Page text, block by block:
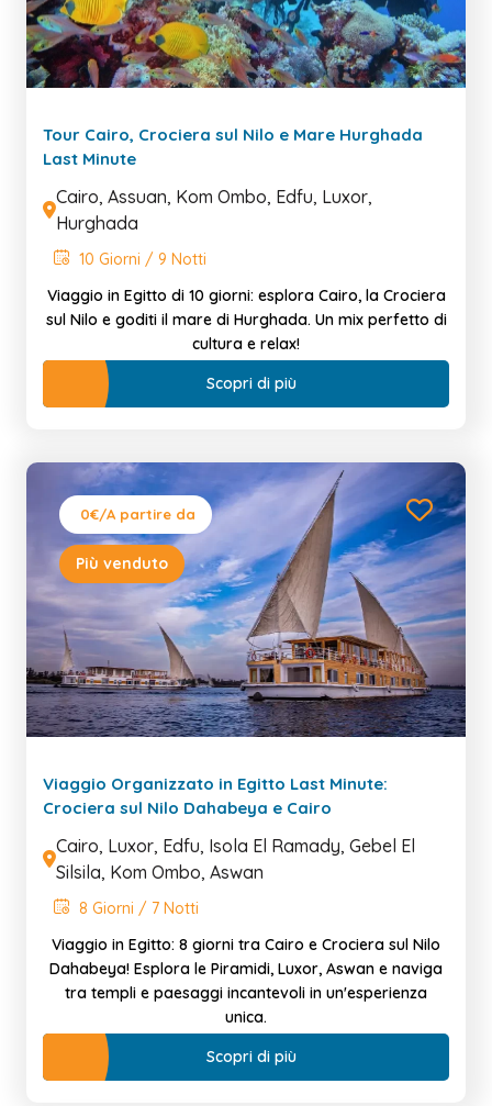
Tour Cairo, Crociera sul Nilo e Mare Hurghada
Last Minute
Cairo, Assuan, Kom Ombo, Edfu, Luxor,
Hurghada
10 Giorni / 9 Notti
Viaggio in Egitto di 10 giorni: esplora Cairo, la Crociera
sul Nilo e goditi il mare di Hurghada. Un mix perfetto di
cultura e relax!
Scopri di più
0€/A partire da
Più venduto
Viaggio Organizzato in Egitto Last Minute:
Crociera sul Nilo Dahabeya e Cairo
Cairo, Luxor, Edfu, Isola El Ramady, Gebel El
Silsila, Kom Ombo, Aswan
8 Giorni / 7 Notti
Viaggio in Egitto: 8 giorni tra Cairo e Crociera sul Nilo
Dahabeya! Esplora le Piramidi, Luxor, Aswan e naviga
tra templi e paesaggi incantevoli in un'esperienza
unica.
Scopri di più